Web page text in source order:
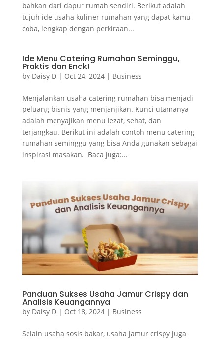
bahkan dari dapur rumah sendiri. Berikut adalah
tujuh ide usaha kuliner rumahan yang dapat kamu
coba, lengkap dengan perkiraan...
Ide Menu Catering Rumahan Seminggu,
Praktis dan Enak!
by Daisy D| Oct 24, 2024| Business
Menjalankan usaha catering rumahan bisa menjadi
peluang bisnis yang menjanjikan. Kunci utamanya
adalah menyajikan menu lezat, sehat, dan
terjangkau. Berikut ini adalah contoh menu catering
rumahan seminggu yang bisa Anda gunakan sebagai
inspirasi masakan. Baca juga:...
Panduan Sukses Usaha Jamur Crispy dan
Analisis Keuangannya
by Daisy D| Oct 18, 2024| Business
Selain usaha sosis bakar, usaha jamur crispy juga